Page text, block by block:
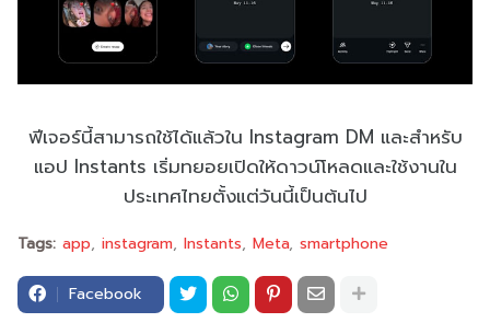
ฟีเจอร์นี้สามารถใช้ได้แล้วใน Instagram DM และสำหรับ
แอป Instants เริ่มทยอยเปิดให้ดาวน์โหลดและใช้งานใน
ประเทศไทยตั้งแต่วันนี้เป็นต้นไป
Tags: app instagram Instants Meta smartphone
Facebook